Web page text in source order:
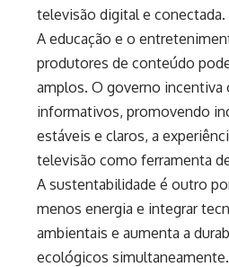
televisão digital e conectada.
A educação e o
produtores de conteúdo
amplos. O governo incentiva
informativos, promovendo
estáveis e claros, a
televisão como ferramenta
A sustentabilidade é outro
menos energia e integrar
ambientais e aumenta a
ecológicos